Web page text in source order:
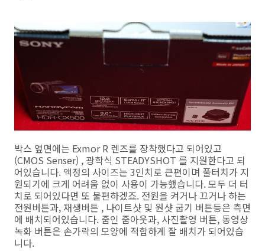
박스 옆면에는 Exmor R 렌즈를 장착했다고 되어있고
(CMOS Senser) , 광학식 STEADYSHOT 를 지원한다고 되
어있습니다. 액정의 사이즈는 3인치로 큰편이며 풀터치가 지
원되기에 크게 어려움 없이 사용이 가능했습니다. 모두 더 터
치로 되어있다면 또 불편하겠죠. 전원을 켜거나 끄거나 하는
전원버튼과, 재생버튼 , 나이트샷 및 원샷 굽기 버튼등은 측면
에 배치되어있습니다. 줌인 줌아웃과, 사진촬영 버튼, 동영상
녹화 버튼은 손가락의 모양에 적합하게 잘 배치가 되어있습
니다.